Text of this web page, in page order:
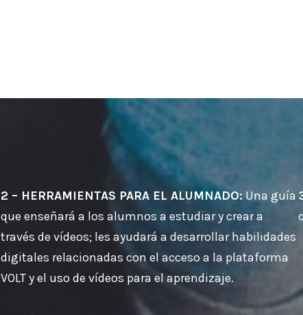
2 – HERRAMIENTAS PARA EL ALUMNADO:Una guía
que enseñará a los alumnos a estudiar y crear a
través de vídeos; les ayudará a desarrollar habilidades
digitales relacionadas con el acceso a la plataforma
VOLT y el uso de vídeos para el aprendizaje.